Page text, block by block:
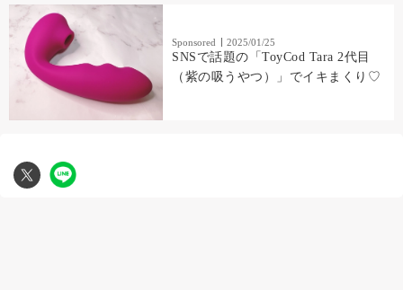
Sponsored 2025/01/25
SNSで話題の「ToyCod Tara 2代目
（紫の吸うやつ）」でイキまくり♡